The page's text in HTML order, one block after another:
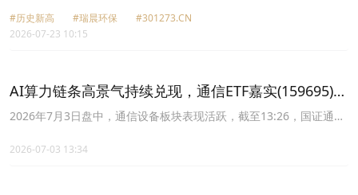
宸科技(301536.CN)跌3.43%报132.3元，锐捷网络(301165.CN)跌
0.52%报125.35元。
#历史新高 #瑞晨环保
#301273.CN
2026-07-23 10:15
AI算力链条高景气持续兑现，通信ETF嘉实(159695)一
键布局光通信产业链
2026年7月3日盘中，通信设备板块表现活跃，截至13:26，国证通信
涨停，信科移动上涨9.75%，海格通信，传音控股等个股跟涨。
2026-07-03 13:34